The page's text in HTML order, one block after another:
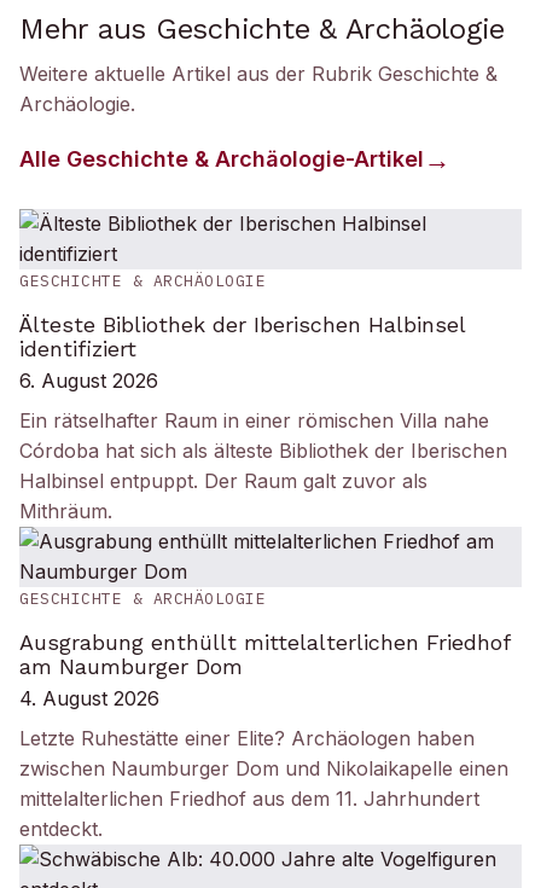
Mehr aus Geschichte & Archäologie
Weitere aktuelle Artikel aus der Rubrik Geschichte &
Archäologie.
Alle Geschichte & Archäologie-Artikel
GESCHICHTE & ARCHÄOLOGIE
Älteste Bibliothek der Iberischen Halbinsel
identifiziert
6. August 2026
Ein rätselhafter Raum in einer römischen Villa nahe
Córdoba hat sich als älteste Bibliothek der Iberischen
Halbinsel entpuppt. Der Raum galt zuvor als
Mithräum.
GESCHICHTE & ARCHÄOLOGIE
Ausgrabung enthüllt mittelalterlichen Friedhof
am Naumburger Dom
4. August 2026
Letzte Ruhestätte einer Elite? Archäologen haben
zwischen Naumburger Dom und Nikolaikapelle einen
mittelalterlichen Friedhof aus dem 11. Jahrhundert
entdeckt.